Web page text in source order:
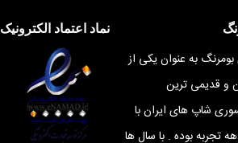
نماد اعتماد الکترونیک
بومرنگ به عنوان یکی از
و قدیمی ترین
شاپ های ایران با
تجربه بوده . با سال ها